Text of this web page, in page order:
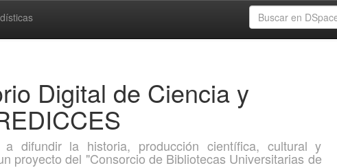
Digital de Ciencia y
difundir la historia, producción científica, cultural y
proyecto del "Consorcio de Bibliotecas Universitarias de